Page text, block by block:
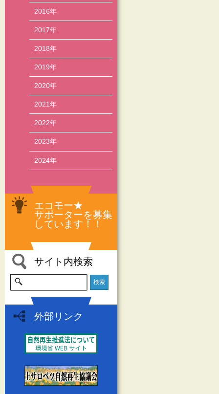
2016年
2017年
2018年
2019年
2020年
2021年
2022年
2023年
2024年
エコモー★
サポーターを募集
しています！！
サイト内検索
外部リンク